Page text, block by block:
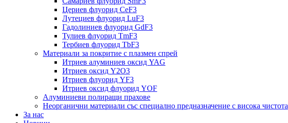
Цериев флуорид CeF3
Лутециев флуорид LuF3
Гадолиниев флуорид GdF3
Тулиев флуорид TmF3
Тербиев флуорид TbF3
Материали за покритие с плазмен спрей
Итриев алуминиев оксид YAG
Итриев оксид Y2O3
Итриев флуорид YF3
Итриев оксид флуорид YOF
Алуминиеви полиращи прахове
Неорганични материали със специално предназначение с висока чистота
За нас